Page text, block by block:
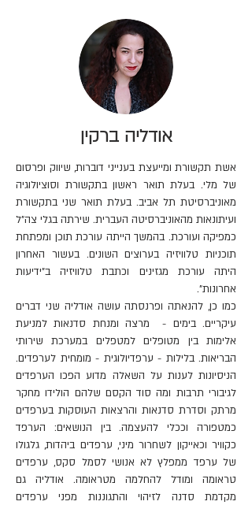
אודליה ברקין
אשת תקשורת ומייעצת בענייני דוברות, שיווק ופרסום
של מלי. בעלת תואר ראשון בתקשורת וסוציולוגיה
מאוניברסיטת תל אביב. בעלת תואר שני בתקשורת
ועיתונאות מהאוניברסיטה העברית. שירתה בגלי צה"ל
כמפיקה ועורכת. בהמשך הייתה עורכת תוכן ומפתחת
תוכניות טלוויזיה בערוצים השונים. בעשור האחרון
היתה עורכת מגזינים וכתבת טלוויזיה ב"ידיעות
אחרונות".
כמו כן, להנאתה ופרנסתה עושה אודליה שני דברים
עיקריים. בימים - מרצה ומנחת סדנאות למניעת
אלימות בין מטופלים למטפלים במערכת שירותי
הבריאות. בלילות - ערפדיולוגית - מומחית לערפדים.
הניסיונות לענות על השאלה מדוע הפכו הערפדים
לגיבורי תרבות ומה סוד הקסם שלהם הולידו מחקר
מרתק וסדרת סדנאות והרצאות העוסקות בערפדים
כמטפורה וככלי להעצמה. בין הנושאים: הערפד
כקוויר וכאייקון לשחרור מיני, ערפדים ביהדות, גלגולו
של ערפד ממפלץ לא אנושי לסמל סקס, ערפדים
טראומה ומודל להחלמה מטראומה. אודליה גם
מקדמת סדנה לזיהוי והתגוננות מפני ערפדים